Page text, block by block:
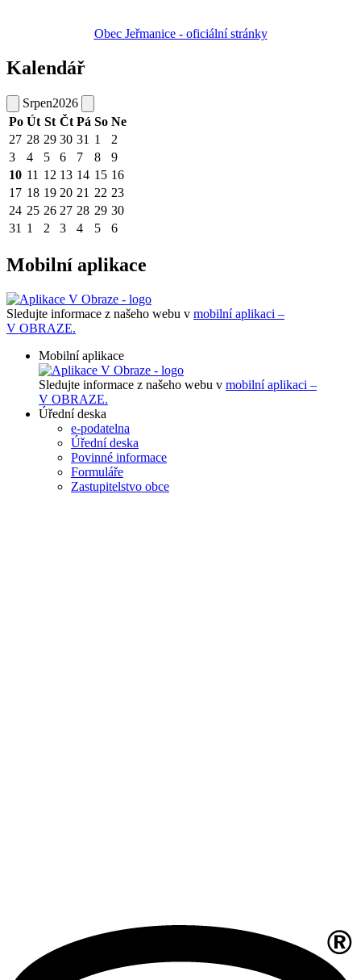
Obec Jeřmanice - oficiální stránky
Kalendář
Srpen2026
Po Út St Čt Pá So Ne
27 28 29 30 31 1
2
3
4 5 6 7 8
9
10 11 12 13 14 15 16
17 18 19 20 21 22 23
24 25 26 27 28 29 30
31 1 2 3 4 5 6
Mobilní aplikace
Sledujte informace z našeho webu v mobilní aplikaci –
V OBRAZE.
Mobilní aplikace
Sledujte informace z našeho webu v mobilní aplikaci –
V OBRAZE.
Úřední deska
e-podatelna
Úřední deska
Povinné informace
Formuláře
Zastupitelstvo obce